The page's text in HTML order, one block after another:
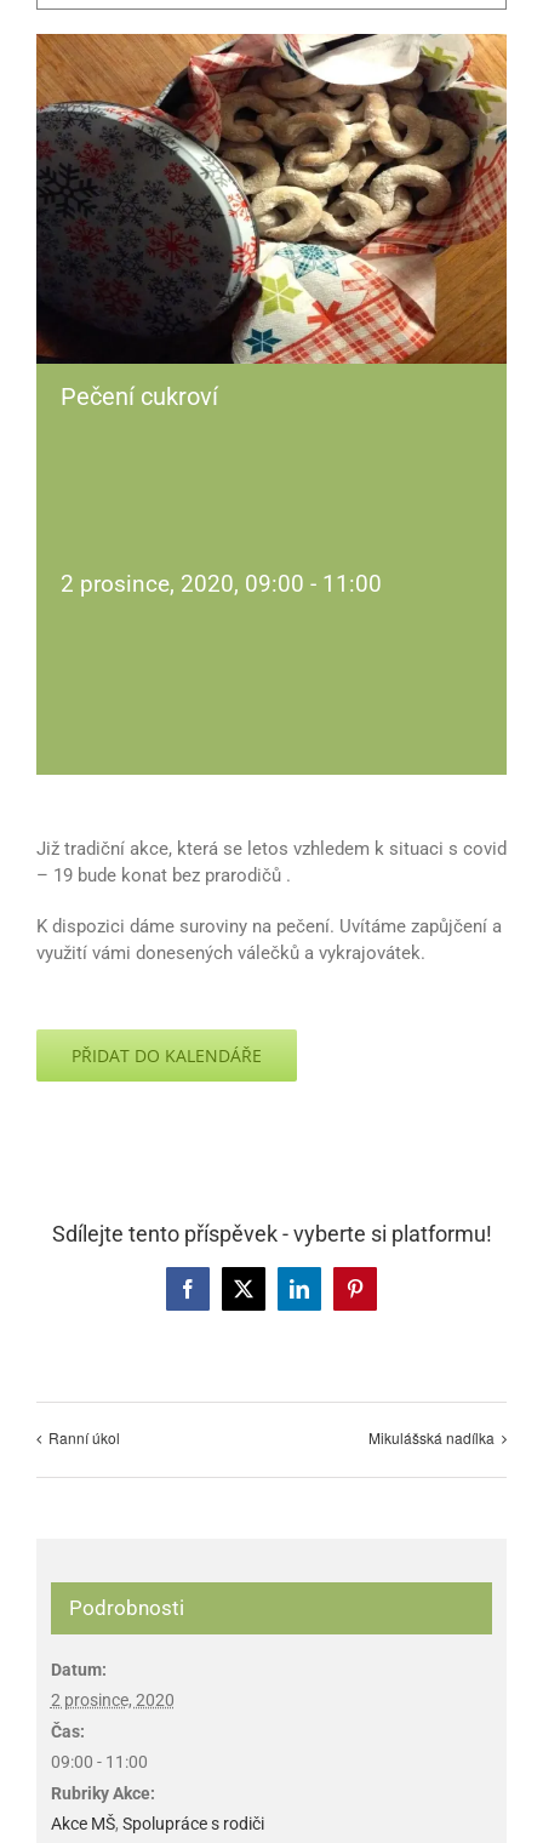
Pečení cukroví
2 prosince, 2020, 09:00 - 11:00
Již tradiční akce, která se letos vzhledem k situaci s covid
– 19 bude konat bez prarodičů .
K dispozici dáme suroviny na pečení. Uvítáme zapůjčení a
využití vámi donesených válečků a vykrajovátek.
PŘIDAT DO KALENDÁŘE
Sdílejte tento příspěvek - vyberte si platformu!
Facebook
X LinkedInPinterest
Ranní úkol Mikulášská nadílka
Podrobnosti
Datum:
2 prosince, 2020
Čas:
09:00 - 11:00
Rubriky Akce:
Akce MŠ, Spolupráce s rodiči